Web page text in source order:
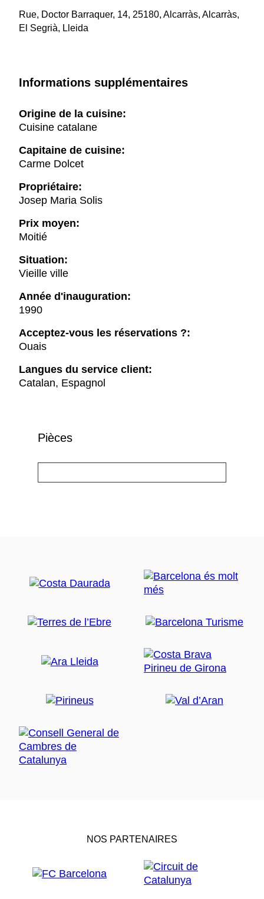
Rue, Doctor Barraquer, 14, 25180, Alcarràs, Alcarràs,
El Segrià, Lleida
Informations supplémentaires
Origine de la cuisine:
Cuisine catalane
Capitaine de cuisine:
Carme Dolcet
Propriétaire:
Josep Maria Solis
Prix moyen:
Moitié
Situation:
Vieille ville
Année d'inauguration:
1990
Acceptez-vous les réservations ?:
Ouais
Langues du service client:
Catalan, Espagnol
Pièces
NOS PARTENAIRES